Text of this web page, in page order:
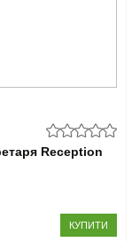
Reception
КУПИТИ